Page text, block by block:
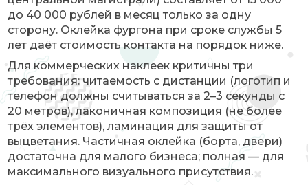
до 40 000 рублей в месяц только за одну
сторону. Оклейка фургона при сроке службы 5
лет даёт стоимость контакта на порядок ниже.
Для коммерческих наклеек критичны три
требования: читаемость с дистанции (логотип и
телефон должны считываться за 2–3 секунды с
20 метров), лаконичная композиция (не более
трёх элементов), ламинация для защиты от
выцветания. Частичная оклейка (борта, двери)
достаточна для малого бизнеса; полная — для
максимального визуального присутствия.